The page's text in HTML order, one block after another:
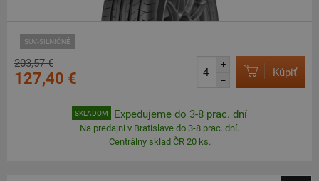
SUV-SILNIČNÉ
203,57 €
127,40 €
+
–
Kúpiť
SKLADOM Expedujeme do 3-8 prac. dní
Na predajni v Bratislave do 3-8 prac. dní.
Centrálny sklad ČR 20 ks.